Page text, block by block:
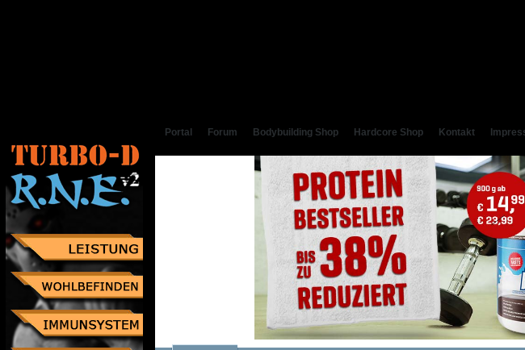
Portal Forum Bodybuilding Shop Hardcore Shop Kontakt